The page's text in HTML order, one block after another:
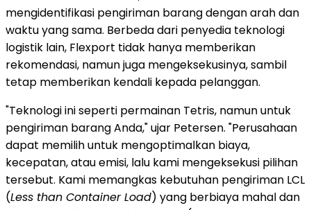
mengidentifikasi pengiriman barang dengan arah dan
waktu yang sama. Berbeda dari penyedia teknologi
logistik lain, Flexport tidak hanya memberikan
rekomendasi, namun juga mengeksekusinya, sambil
tetap memberikan kendali kepada pelanggan.
"Teknologi ini seperti permainan Tetris, namun untuk
pengiriman barang Anda," ujar Petersen. "Perusahaan
dapat memilih untuk mengoptimalkan biaya,
kecepatan, atau emisi, lalu kami mengeksekusi pilihan
tersebut. Kami memangkas kebutuhan pengiriman LCL
(Less than Container Load) yang berbiaya mahal dan